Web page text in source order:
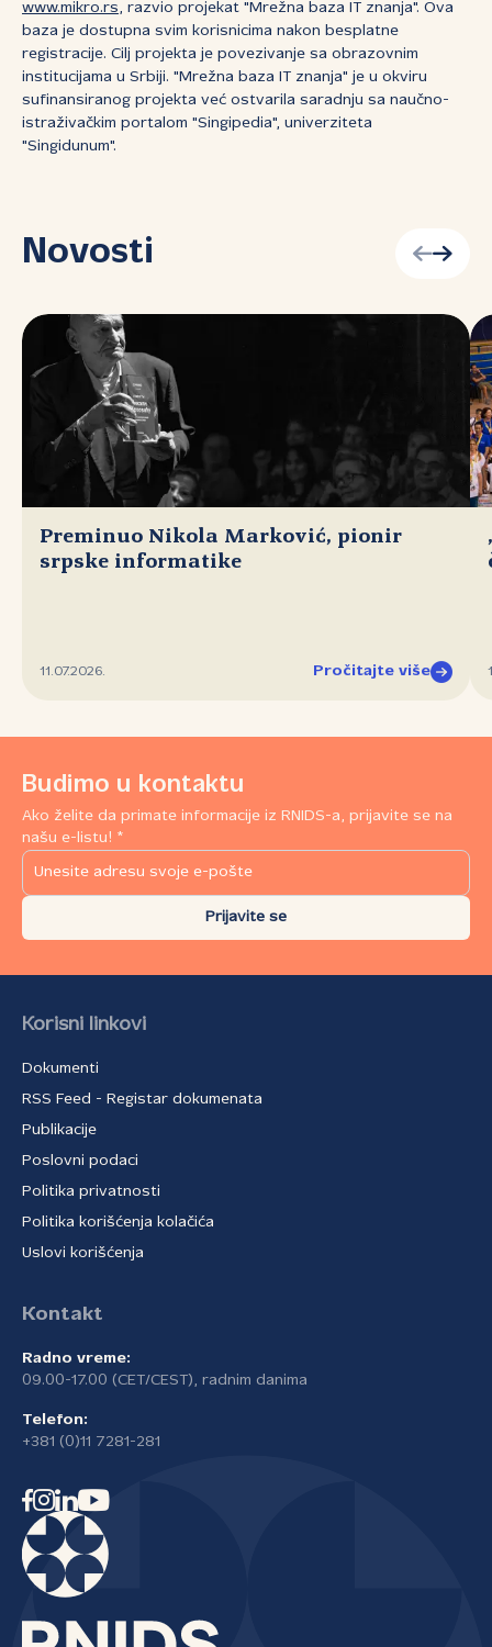
www.mikro.rs, razvio projekat "Mrežna baza IT znanja". Ova
baza je dostupna svim korisnicima nakon besplatne
registracije. Cilj projekta je povezivanje sa obrazovnim
institucijama u Srbiji. "Mrežna baza IT znanja" je u okviru
sufinansiranog projekta već ostvarila saradnju sa naučno-
istraživačkim portalom "Singipedia", univerziteta
"Singidunum".
Novosti
Preminuo Nikola Marković, pionir
srpske informatike
11.07.2026. Pročitajte više
Budimo u kontaktu
Ako želite da primate informacije iz RNIDS-a, prijavite se na
našu e-listu! *
Prijavite se
Korisni linkovi
Dokumenti
RSS Feed - Registar dokumenata
Publikacije
Poslovni podaci
Politika privatnosti
Politika korišćenja kolačića
Uslovi korišćenja
Kontakt
Radno vreme:
09.00-17.00 (CET/CEST), radnim danima
Telefon:
+381 (0)11 7281-281